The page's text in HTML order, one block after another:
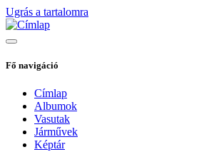
Ugrás a tartalomra
Fő navigáció
Címlap
Albumok
Vasutak
Járművek
Képtár